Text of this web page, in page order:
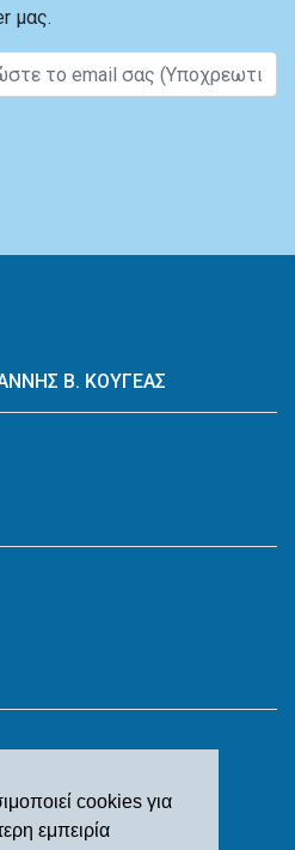
cookies για
εμπειρία
μας.
Β. ΚΟΥΓΕΑΣ